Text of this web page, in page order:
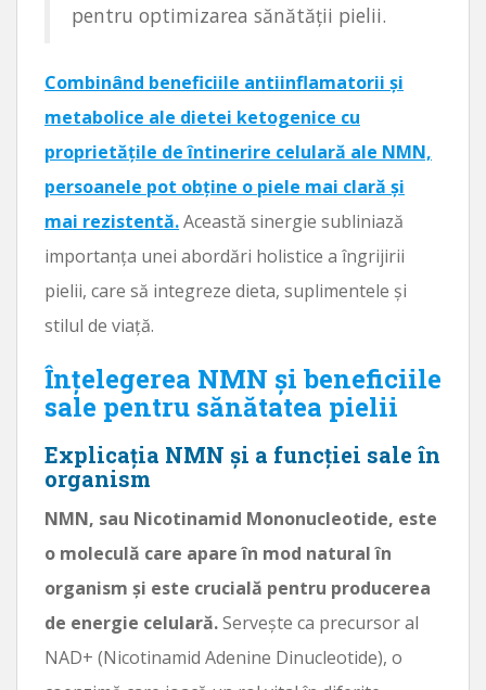
pentru optimizarea sănătății pielii.
Combinând beneficiile antiinflamatorii și
metabolice ale dietei ketogenice cu
proprietățile de întinerire celulară ale NMN,
persoanele pot obține o piele mai clară și
mai rezistentă.Această sinergie subliniază
importanța unei abordări holistice a îngrijirii
pielii, care să integreze dieta, suplimentele și
stilul de viață.
Înțelegerea NMN și beneficiile
sale pentru sănătatea pielii
Explicația NMN și a funcției sale în
organism
NMN, sau Nicotinamid Mononucleotide, este
o moleculă care apare în mod natural în
organism și este crucială pentru producerea
de energie celulară.Servește ca precursor al
NAD+ (Nicotinamid Adenine Dinucleotide), o